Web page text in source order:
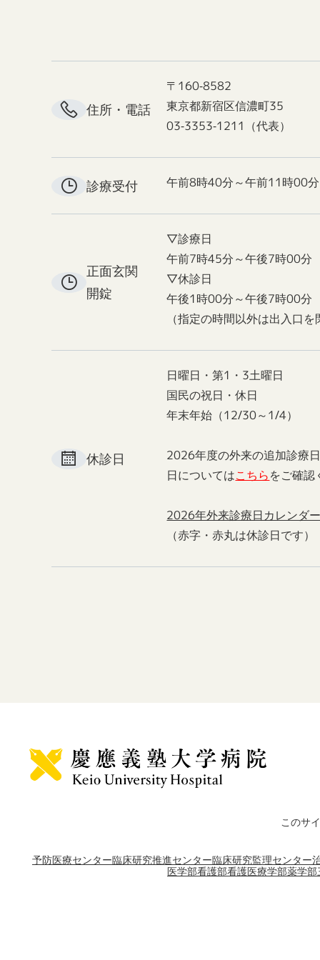
住所・電話
〒160-8582
東京都新宿区信濃町35
03-3353-1211（代表）
診療受付 午前8時40分～午前11時00分
正面玄関
開錠
▽診療日
午前7時45分～午後7時00分
▽休診日
午後1時00分～午後7時00分
（指定の時間以外は出入口を
休診日
日曜日・第1・3土曜日
国民の祝日・休日
年末年始（12/30～1/4）
2026年度の外来の追加診療
日についてはこちらをご確認
2026年外来診療日カレンダ
（赤字・赤丸は休診日です）
このサ
予防医療センター臨床研究推進センター臨床研究監理センター
医学部看護部看護医療学部薬学部